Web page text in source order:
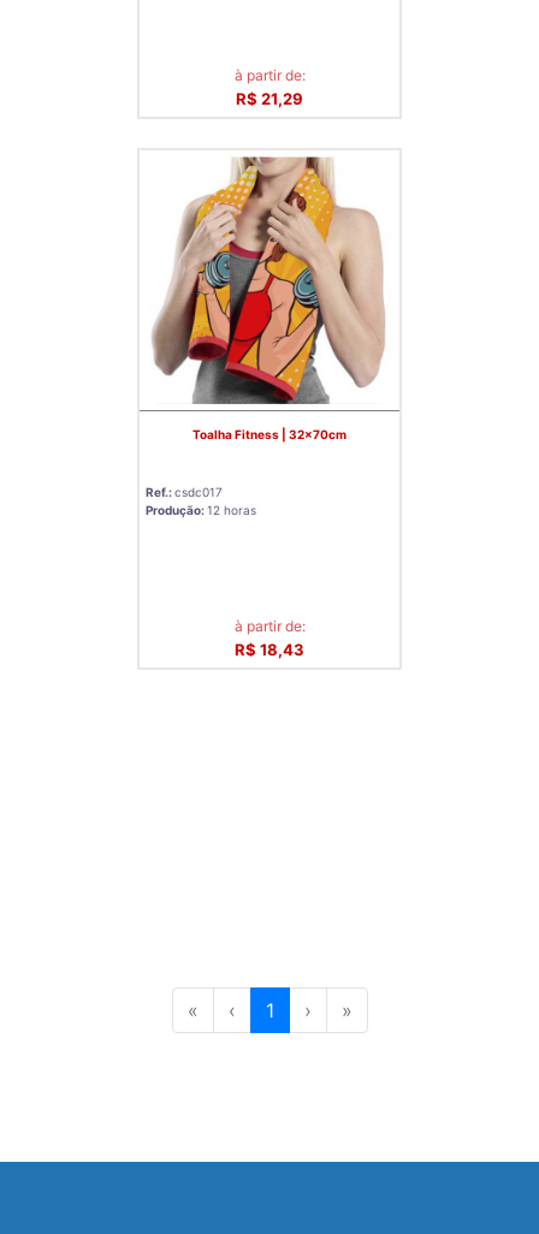
à partir de:
R$ 21,29
Toalha Fitness | 32x70cm
Ref.:csdc017
Produção:12 horas
à partir de:
R$ 18,43
« ‹ 1 › »